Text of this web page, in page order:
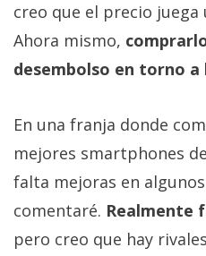
creo que el precio
Ahora mismo,
desembolso en torno a
En una franja donde
mejores smartphones
falta mejoras en
comentaré. Realmente
pero creo que hay